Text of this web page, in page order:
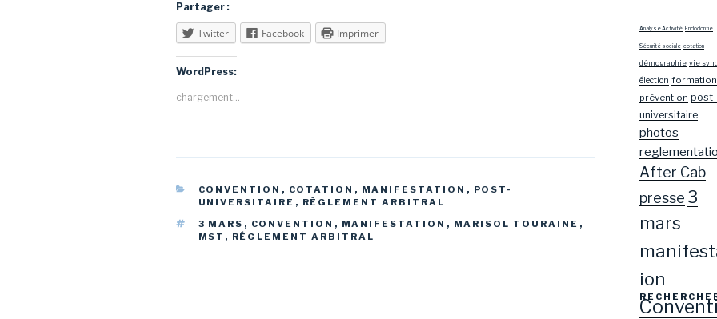
Partager :
Twitter Facebook Imprimer
WordPress:
chargement…
CATÉGORIES
CONVENTION , COTATION , MANIFESTATION , POST-
UNIVERSITAIRE , RÈGLEMENT ARBITRAL
ÉTIQUETTES
3 MARS , CONVENTION , MANIFESTATION , MARISOL TOURAINE ,
MST , RÉGLEMENT ARBITRAL
Analyse Activité Endodontie
Sécurité sociale cotation
démographie vie
élection formation
prévention post-
universitaire
photos
After Cab
presse 3
mars
ion